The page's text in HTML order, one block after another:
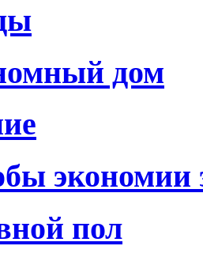
дом
экономии
пол